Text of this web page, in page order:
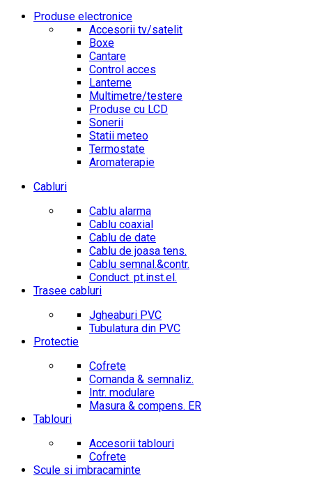
Produse electronice
Accesorii tv/satelit
Boxe
Cantare
Control acces
Lanterne
Multimetre/testere
Produse cu LCD
Sonerii
Statii meteo
Termostate
Aromaterapie
Cabluri
Cablu alarma
Cablu coaxial
Cablu de date
Cablu de joasa tens.
Cablu semnal.&contr.
Conduct. pt.inst.el.
Trasee cabluri
Jgheaburi PVC
Tubulatura din PVC
Protectie
Cofrete
Comanda & semnaliz.
Intr. modulare
Masura & compens. ER
Tablouri
Accesorii tablouri
Cofrete
Scule si imbracaminte